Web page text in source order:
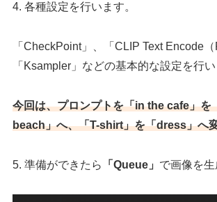
4. 各種設定を行います。
「CheckPoint」、「CLIP Text Encode
「Ksampler」などの基本的な設定を行い
今回は、プロンプトを「in the cafe」を
beach」へ、「T-shirt」を「dress」へ
5. 準備ができたら 「Queue」 で画像を生